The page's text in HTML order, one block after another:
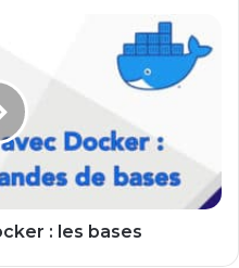
: les bases